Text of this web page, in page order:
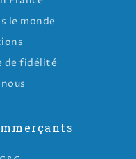
le monde
de fidélité